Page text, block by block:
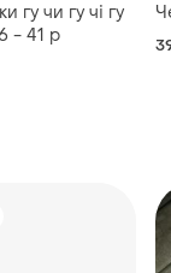
гу чи гу чі гу
- 41 р